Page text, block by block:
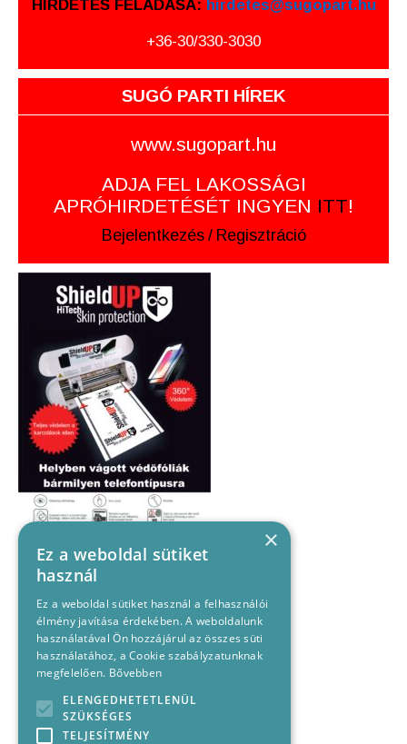
HIRDETÉS FELADÁSA: hirdetes@sugopart.hu
+36-30/330-3030
SUGÓ PARTI HÍREK
www.sugopart.hu
ADJA FEL LAKOSSÁGI
APRÓHIRDETÉSÉT INGYEN ITT!
Bejelentkezés / Regisztráció
×
Ez a weboldal sütiket
használ
Ez a weboldal sütiket használ a felhasználói
élmény javítása érdekében. A weboldalunk
használatával Ön hozzájárul az összes süti
használatához, a Cookie szabályzatunknak
megfelelően. Bővebben
ELENGEDHETETLENÜL
SZÜKSÉGES
TELJESÍTMÉNY